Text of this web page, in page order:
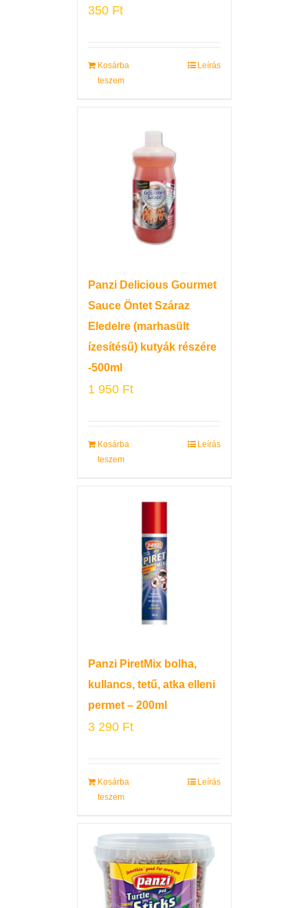
350 Ft
Kosárba
teszem
Leírás
Panzi Delicious Gourmet
Sauce Öntet Száraz
Eledelre (marhasült
ízesítésű) kutyák részére
-500ml
1 950 Ft
Kosárba
teszem
Leírás
Panzi PiretMix bolha,
kullancs, tetű, atka elleni
permet – 200ml
3 290 Ft
Kosárba
teszem
Leírás